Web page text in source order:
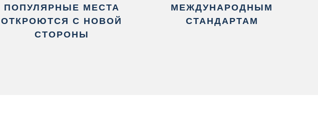
ПОПУЛЯРНЫЕ МЕСТА
ОТКРОЮТСЯ С НОВОЙ
СТОРОНЫ
МЕЖДУНАРОДНЫМ
СТАНДАРТАМ